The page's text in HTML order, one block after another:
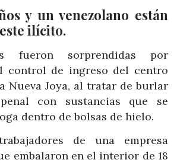
y un venezolano están
ilícito.
fueron sorprendidas por
control de ingreso del centro
Nueva Joya, al tratar de burlar
con sustancias que se
dentro de bolsas de hielo.
de una empresa
embalaron en el interior de 18